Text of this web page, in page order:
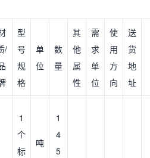
/
型
号
规
格
单
位
数
量
其
他
属
性
需
求
单
位
使
用
方
向
送
货
地
址
1
个
标
吨
1
4
5